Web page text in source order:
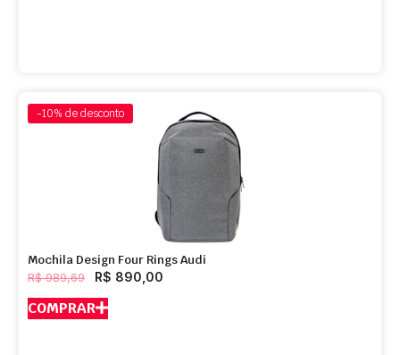
-10% de desconto
Mochila Design Four Rings Audi
R$989,69 R$ 890,00
COMPRAR